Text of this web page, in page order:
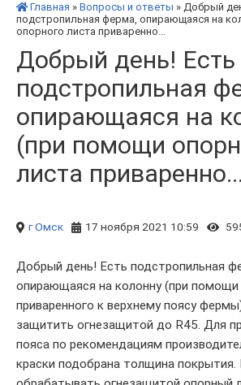
Главная » Вопросы и ответы » Добрый
подстропильная ферма, опирающаяся на
опорного листа приваренно...
Добрый день! Есть
подстропильная
опирающаяся на
(при помощи
листа приваренно...
г Омск 17 ноября 2021 10:59
Добрый день! Есть подстропильная
опирающаяся на колонну (при помощи
приваренного к верхнему поясу
защитить огнезащитой до R45. Для
пояса по рекомендациям
краски подобрана толщина покрытия.